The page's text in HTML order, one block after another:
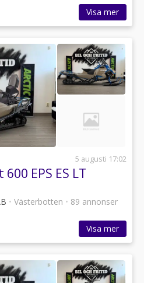
Visa mer
5 augusti 17:02
EPS ES LT
• Västerbotten • 89 annonser
Visa mer